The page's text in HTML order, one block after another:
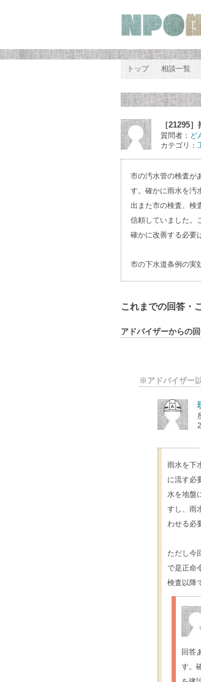
トップ 相談一覧
［21295
質問者： ど
カテゴリ：
市の汚水管の検査が
す。確かに雨水を汚
出また市の検査、検
信頼していました。
確かに改善する必要
市の下水道条例の実
これまでの回答・
アドバイザーからの
※アドバイザー
雨水を下
に流す必
水を地盤
すし、雨
わせる必
ただし今
で是正命
検査以降
回答
す。